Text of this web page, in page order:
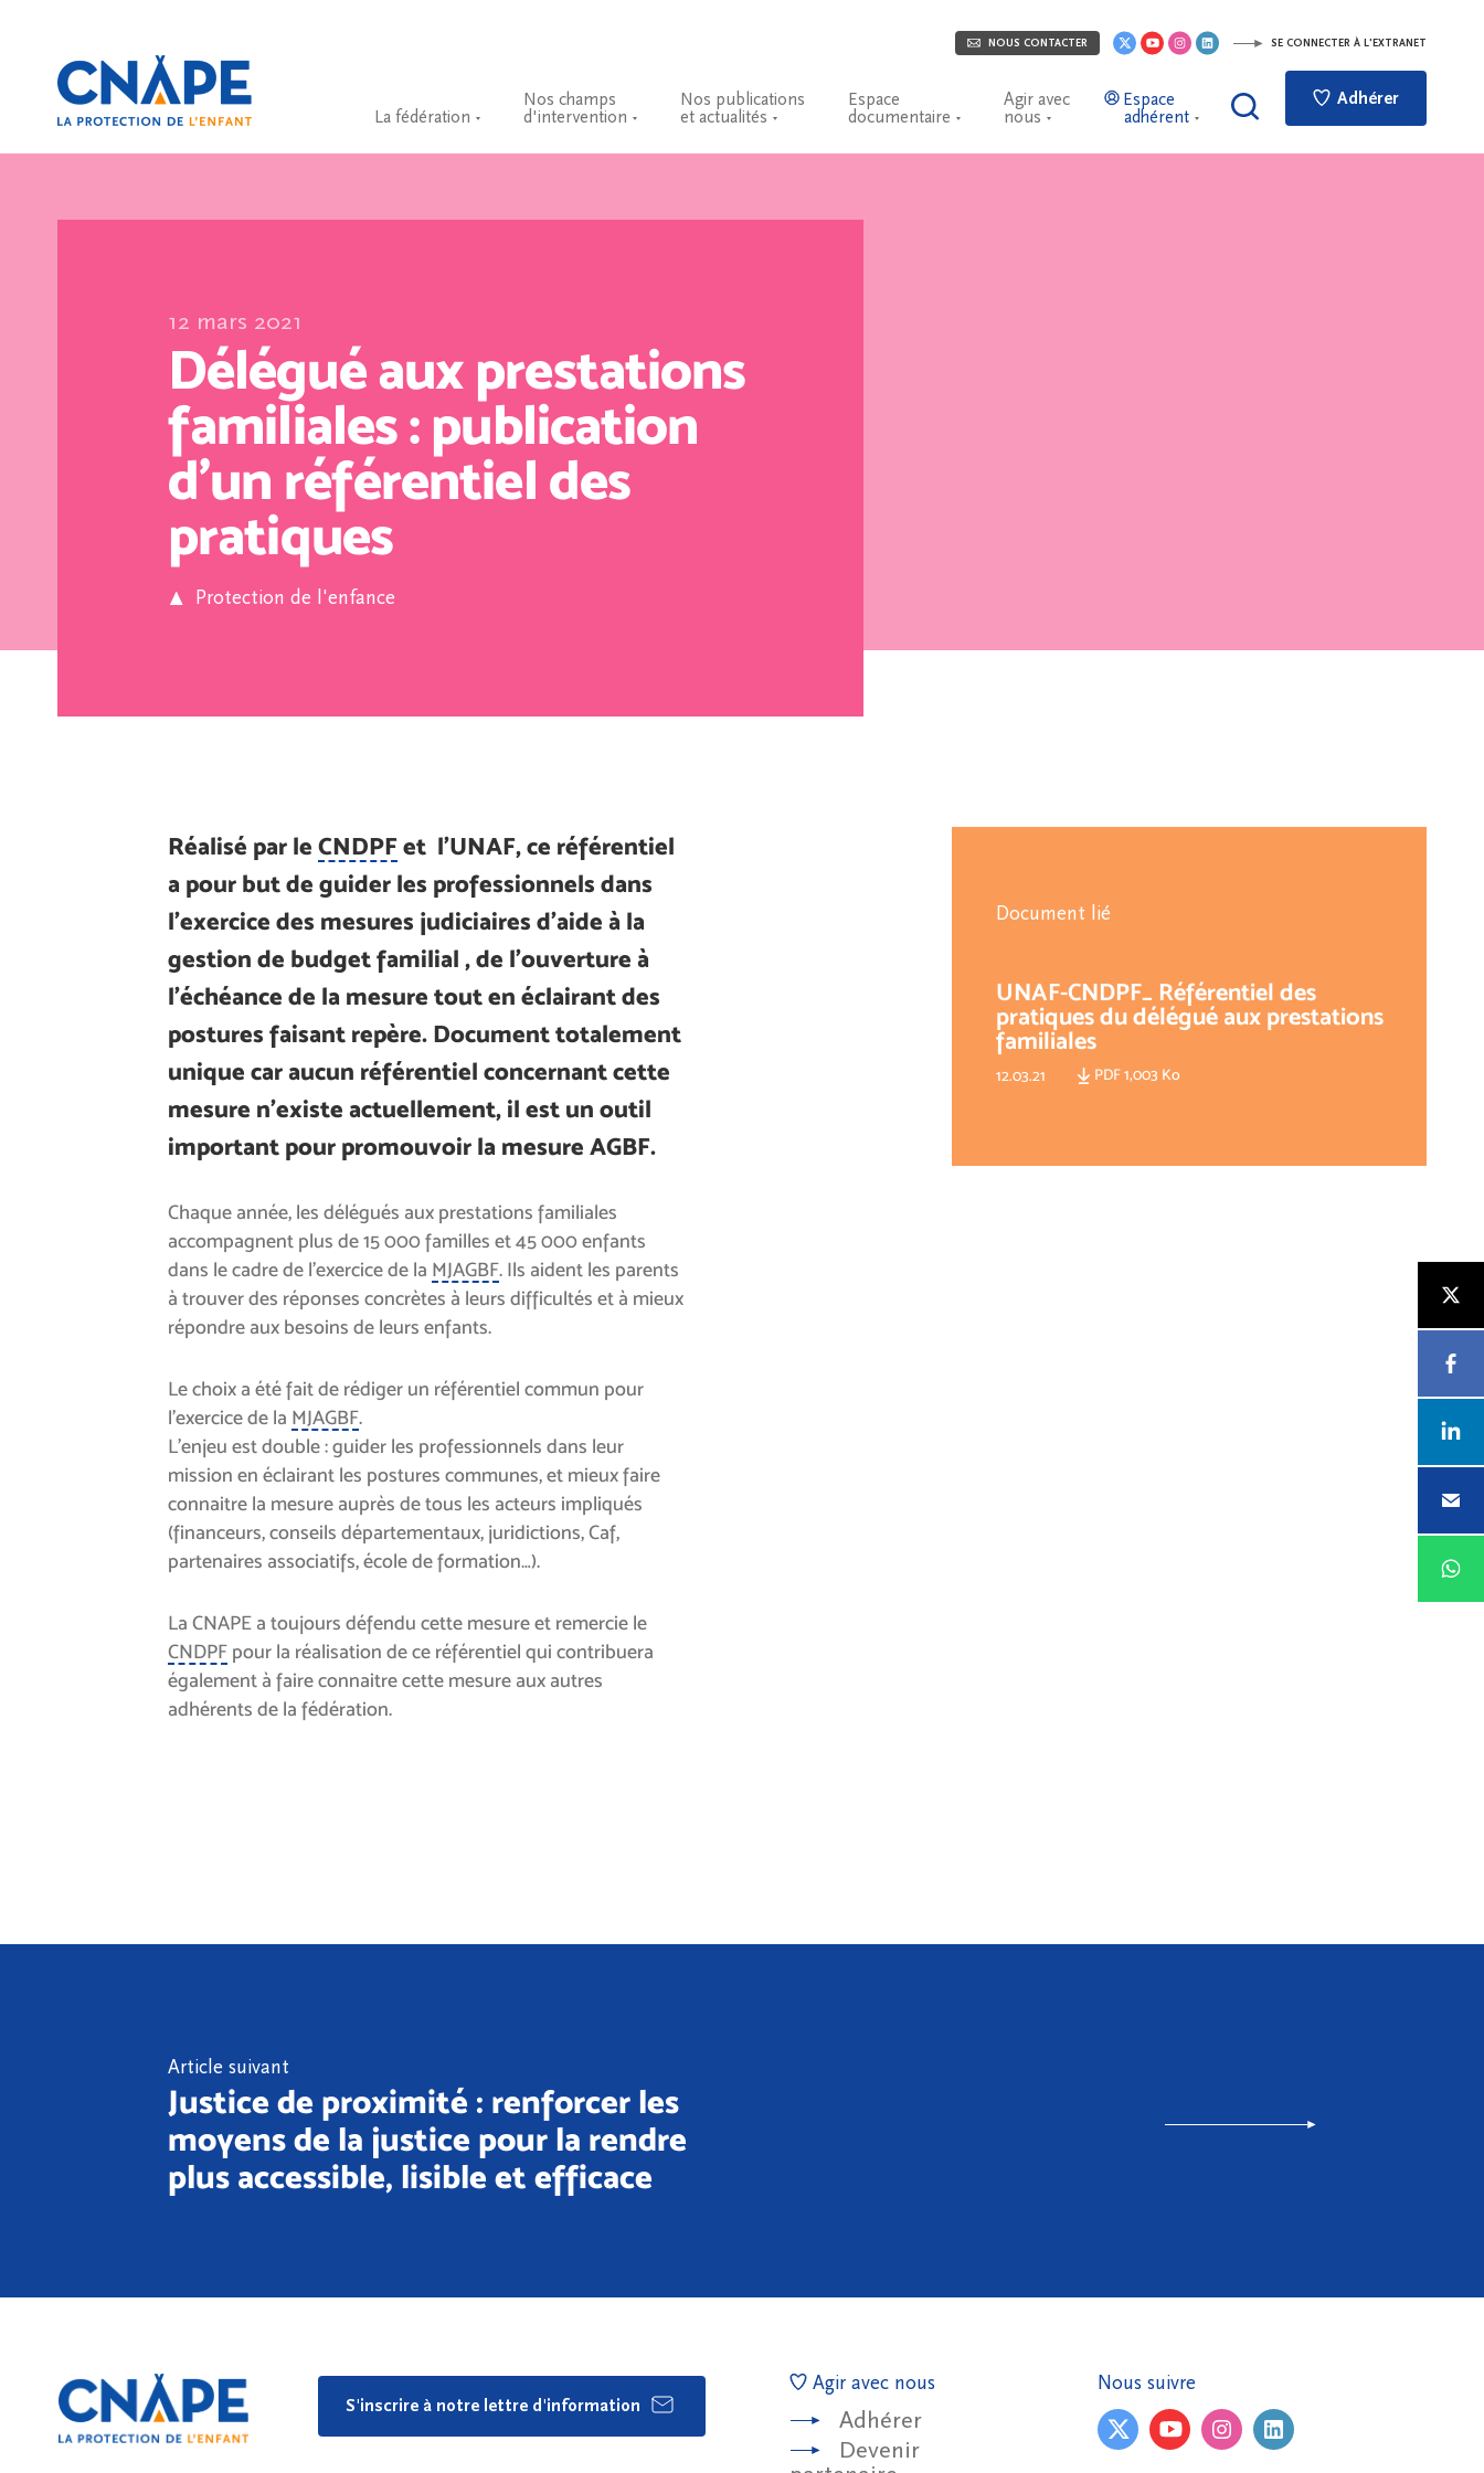
NOUS CONTACTER SE CONNECTER À L'EXTRANET
La fédération
Nos champs
d'intervention
Nos publications
et actualités
Espace
documentaire
Agir avec
nous
Espace
adhérent
Adhérer
12 mars 2021
Délégué aux prestations
familiales : publication
d’un référentiel des
pratiques
Protection de l'enfance
Réalisé par le CNDPFet l’UNAF, ce référentiel
a pour but de guider les professionnels dans
l’exercice des mesures judiciaires d’aide à la
gestion de budget familial , de l’ouverture à
l’échéance de la mesure tout en éclairant des
postures faisant repère. Document totalement
unique car aucun référentiel concernant cette
mesure n’existe actuellement, il est un outil
important pour promouvoir la mesure AGBF.
Chaque année, les délégués aux prestations familiales
accompagnent plus de 15 000 familles et 45 000 enfants
dans le cadre de l’exercice de la MJAGBF. Ils aident les parents
à trouver des réponses concrètes à leurs difficultés et à mieux
répondre aux besoins de leurs enfants.
Le choix a été fait de rédiger un référentiel commun pour
l’exercice de la MJAGBF.
L’enjeu est double : guider les professionnels dans leur
mission en éclairant les postures communes, et mieux faire
connaitre la mesure auprès de tous les acteurs impliqués
(financeurs, conseils départementaux, juridictions, Caf,
partenaires associatifs, école de formation…).
La CNAPE a toujours défendu cette mesure et remercie le
CNDPF pour la réalisation de ce référentiel qui contribuera
également à faire connaitre cette mesure aux autres
adhérents de la fédération.
Document lié
UNAF-CNDPF_ Référentiel des
pratiques du délégué aux prestations
familiales
12.03.21 PDF 1,003 Ko
Article suivant
Justice de proximité : renforcer les
moyens de la justice pour la rendre
plus accessible, lisible et efficace
S'inscrire à notre lettre d'information
Agir avec nous
Adhérer
Devenir
Nous suivre